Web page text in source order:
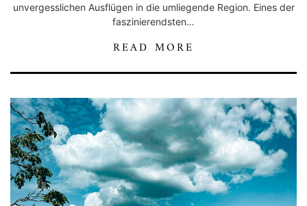
unvergesslichen Ausflügen in die umliegende Region. Eines der
faszinierendsten…
READ MORE